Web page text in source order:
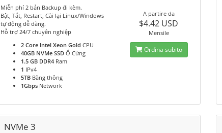
Miễn phí 2 bản Backup đi kèm.
Bật, Tắt, Restart, Cài lại Linux/Windows
tự động dễ dàng.
Hỗ trợ 24/7 chuyên nghiệp
2 Core Intel Xeon Gold CPU
40GB NVMe SSDỔ Cứng
1.5 GB DDR4Ram
1 IPv4
5TBBăng thông
1GbpsNetwork
A partire da
$4.42 USD
Mensile
Ordina subito
NVMe 3